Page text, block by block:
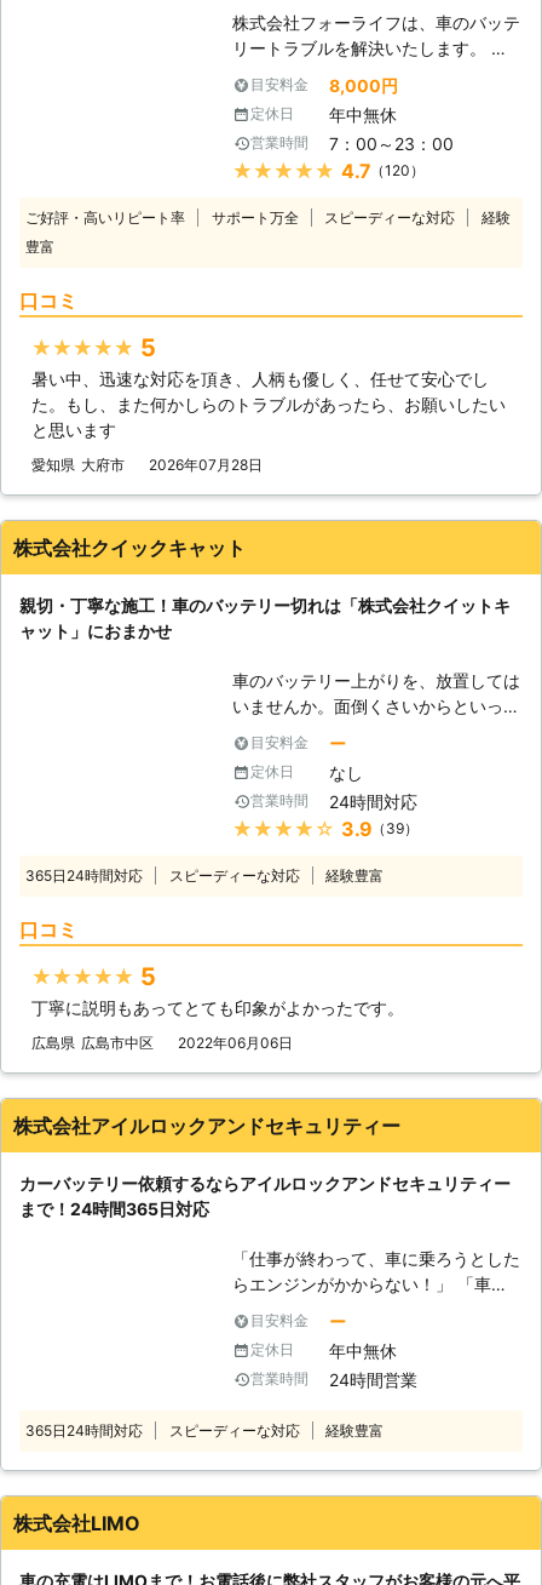
株式会社フォーライフは、車のバッテ
リートラブルを解決いたします。 急
なバッテリー上がりにも最短5分でか
けつけ、迅速に解決できるので多くの
お客様から喜ばれています。 バッテ
リー上がりは不意におこるもの、突然
車が動かなくなったら困りますよね。
ださい。バッテリー上がりは、ご自
のため、お客様の所在地をご指定頂け
れば、最寄りのスタッフがすぐに駆け
す。 弊社では、作業前にお見積りを
納得いただいてから作業しますので、
上がりの修理ならお任せください。
目安料金 8,000円
定休日 年中無休
営業時間 7：00～23：00
★★★★★ 4.7 （120）
ご好評・高いリピート率 サポート万全 スピーディーな対応
経験
豊富
口コミ
★★★★★ 5
暑い中、迅速な対応を頂き、人柄も優しく、任せて安心でし
た。もし、また何かしらのトラブルがあったら、お願いしたい
と思います
愛知県 大府市 2026年07月28日
株式会社クイックキャット
親切・丁寧な施工！車のバッテリー切れは「株式会社クイットキ
ャット」におまかせ
車のバッテリー上がりを、放置しては
いませんか。面倒くさいからといって
バッテリー上がりを放置してしまう
と、タンク内のガソリンが固まって詰
まりを引き起こす恐れがあります。そ
のため、車のバッテリー上がりはすぐ
にでも解消する必要があるのです。
きは、「株式会社クイックキャット」
てしまったからです。車のエンジンは
バッテリー内の電気を利用して動きだ
す。 またエンジンだけではなくカー
ナビやオーディオといった、電気を利
って動かなくなってしまいます。
できます 車のバッテリーが上がって
しまったことに気づくのは、車を運転
しようとしたけれどうんともすんとも
動かないときです。実際に運転をしよ
うとしたその瞬間に気が付くので、時
間的に余裕がないことも多いでしょ
社クイックキャット」の出番です！弊
社は、24時間365日対応していま
す。毎日いつでもお客様のご依頼に備
らご連絡があったときに迅速に駆けつ
けることができるのです。 また最短
目安料金 ー
定休日 なし
営業時間 24時間対応
★★★★★ 3.9 （39）
365日24時間対応 スピーディーな対応 経験豊富
口コミ
★★★★★ 5
丁寧に説明もあってとても印象がよかったです。
広島県 広島市中区 2022年06月06日
株式会社アイルロックアンドセキュリティー
カーバッテリー依頼するならアイルロックアンドセキュリティー
まで！24時間365日対応
「仕事が終わって、車に乗ろうとした
らエンジンがかからない！」 「車泊
していたがライトを点灯したまま眠っ
てしまい、バッテリーが上がってしま
った」 「早く帰りたいのに、子供を
迎えに行って車に戻ってみたらエンジ
ンジンがかからなくなってしまって困
目安料金 ー
定休日 年中無休
営業時間 24時間営業
365日24時間対応 スピーディーな対応 経験豊富
株式会社LIMO
車の充電はLIMOまで！お電話後に弊社スタッフがお客様の元へ平